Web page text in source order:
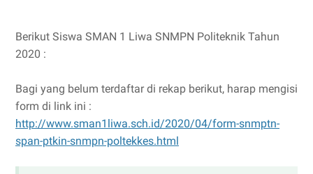
Berikut Siswa SMAN 1 Liwa SNMPN Politeknik Tahun
2020 :
Bagi yang belum terdaftar di rekap berikut, harap mengisi
form di link ini :
http://www.sman1liwa.sch.id/2020/04/form-snmptn-
span-ptkin-snmpn-poltekkes.html